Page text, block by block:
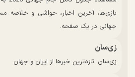
بازی‌ها، آخرین اخبار، حواشی و خلاصه
جهانی در یک صفحه.
زی‌سان
زی‌سان: تازه‌ترین خبرها از ایران و جهان